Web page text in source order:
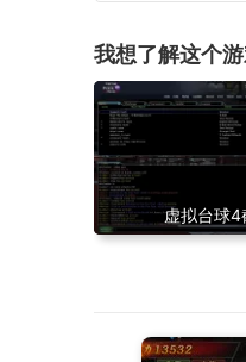
我想了解这个游
虚拟台球4